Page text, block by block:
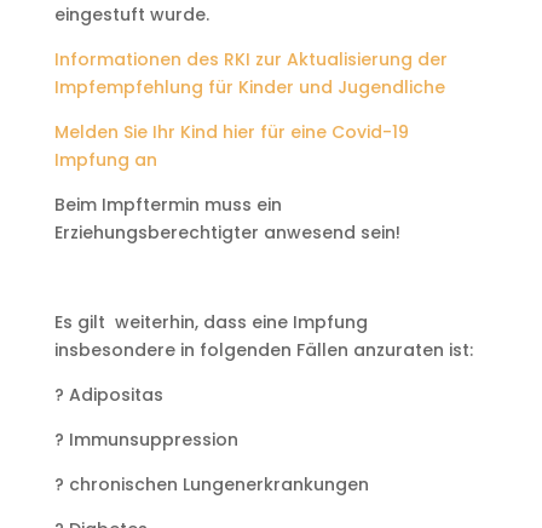
eingestuft wurde.
Informationen des RKI zur Aktualisierung der
Impfempfehlung für Kinder und Jugendliche
Melden Sie Ihr Kind hier für eine Covid-19
Impfung an
Beim Impftermin muss ein
Erziehungsberechtigter anwesend sein!
Es gilt weiterhin, dass eine Impfung
insbesondere in folgenden Fällen anzuraten ist:
? Adipositas
? Immunsuppression
? chronischen Lungenerkrankungen